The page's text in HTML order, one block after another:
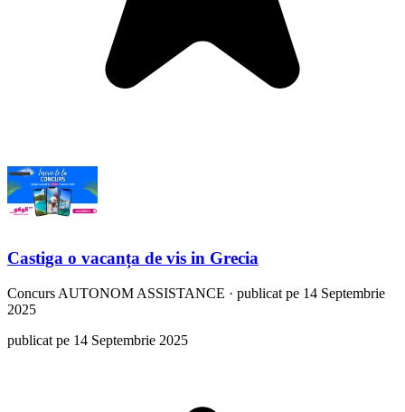
Castiga o vacanța de vis in Grecia
Concurs AUTONOM ASSISTANCE · publicat pe 14 Septembrie
2025
publicat pe 14 Septembrie 2025